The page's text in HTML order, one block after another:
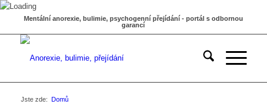
Mentální anorexie, bulimie, psychogenní přejídání - portál s odbornou
garancí
Jste zde: Domů